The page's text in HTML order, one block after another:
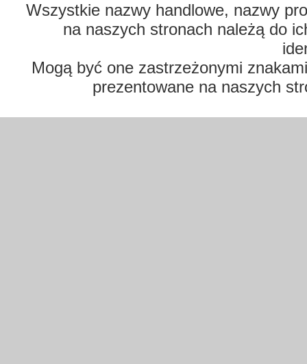
Wszystkie nazwy handlowe, nazwy
na naszych stronach należą do
Mogą być one zastrzeżonymi
prezentowane na naszych